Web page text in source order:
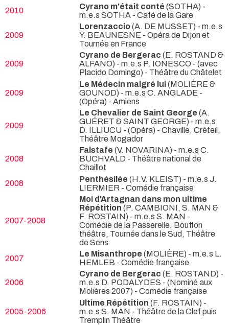
2010
Cyrano m'était conté (SOTHA) -
m.e.s SOTHA - Café de la Gare
2009
Lorenzaccio(A. DE MUSSET) - m.e.s
Y. BEAUNESNE - Opéra de Dijon et
Tournée en France
2009
Cyrano de Bergerac (E. ROSTAND &
ALFANO) - m.e.s P. IONESCO - (avec
Placido Domingo) - Théâtre du Châtelet
2009
Le Médecin malgré lui(MOLIÈRE &
GOUNOD) - m.e.s C. ANGLADE -
(Opéra) - Amiens
2009
Le Chevalier de Saint George (A.
GUÉRET & SAINT GEORGE) - m.e.s
D. ILLIUCU - (Opéra) - Chaville, Créteil,
Théâtre Mogador
2008
Falstafe (V. NOVARINA) - m.e.s C.
BUCHVALD - Théâtre national de
Chaillot
2008
Penthésilée (H.V. KLEIST) - m.e.s J.
LIERMIER - Comédie française
2007-2008
Moi d'Artagnan dans mon ultime
Répétition (P. CAMBIONI, S. MAN &
F. ROSTAIN) - m.e.s S. MAN -
Comédie de la Passerelle, Bouffon
théâtre, Tournée dans le Sud, Théâtre
de Sens
2007
Le Misanthrope (MOLIÈRE) - m.e.s L.
HEMLEB - Comédie française
2006
Cyrano de Bergerac (E. ROSTAND) -
m.e.s D. PODALYDES - (Nominé aux
Molières 2007) - Comédie française
2005-2006
Ultime Répétition (F. ROSTAIN) -
m.e.s S. MAN - Théâtre de la Clef puis
Tremplin Théâtre